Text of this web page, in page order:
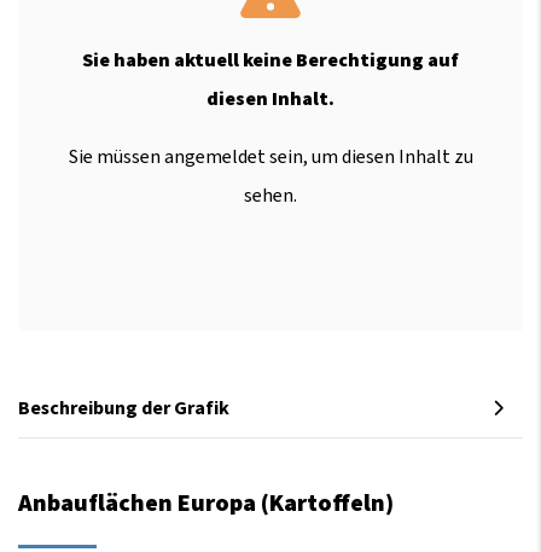
Sie haben aktuell keine Berechtigung auf
diesen Inhalt.
Sie müssen angemeldet sein, um diesen Inhalt zu
sehen.
Beschreibung der Grafik
Anbauflächen Europa (Kartoffeln)